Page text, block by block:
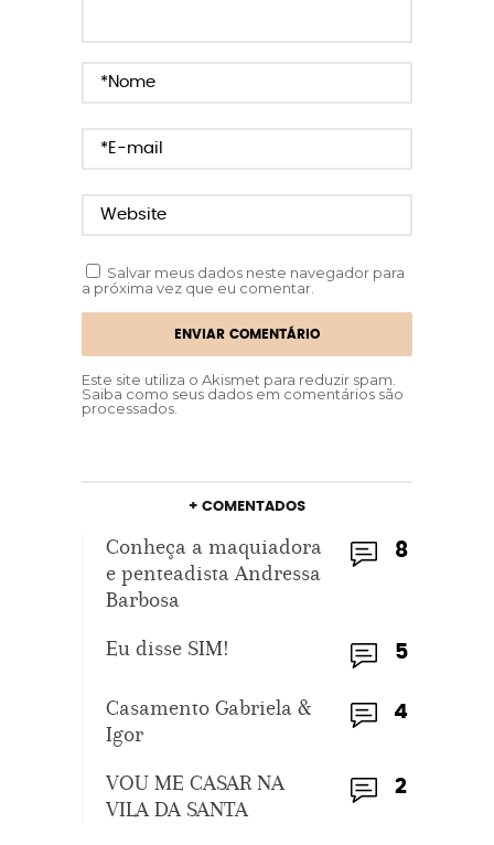
Salvar meus dados neste navegador para
a próxima vez que eu comentar.
Este site utiliza o Akismet para reduzir spam.
Saiba como seus dados em comentários são
processados
+ COMENTADOS
8
Conheça a maquiadora
e penteadista Andressa
Barbosa
5
Eu disse SIM!
4
Casamento Gabriela &
Igor
2
VOU ME CASAR NA
VILA DA SANTA